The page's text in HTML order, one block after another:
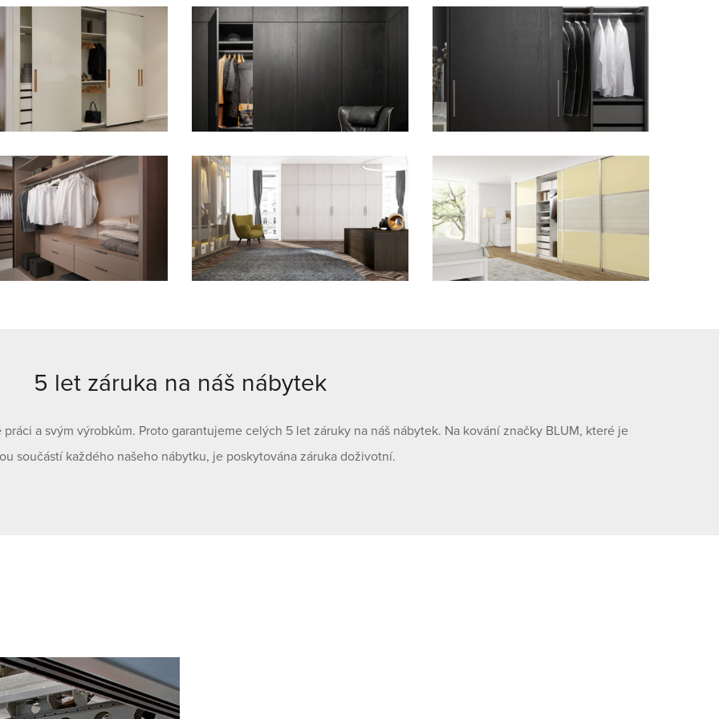
5 let záruka na náš nábytek
a svým výrobkům. Proto garantujeme celých 5 let záruky na náš nábytek. Na kování značky BLUM, které je
součástí každého našeho nábytku, je poskytována záruka doživotní.